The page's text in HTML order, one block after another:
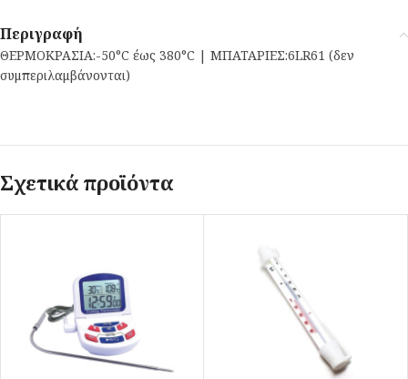
Περιγραφή
ΘΕΡΜΟΚΡΑΣΙΑ:-50°C έως 380°C | ΜΠΑΤΑΡΙΕΣ:6LR61 (δεν
συμπεριλαμβάνονται)
Σχετικά προϊόντα